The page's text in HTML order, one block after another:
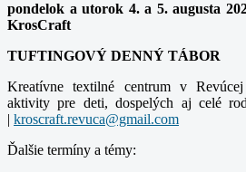
pondelok a utorok 4. a 5. augusta
KrosCraft
TUFTINGOVÝ DENNÝ TÁBOR
Kreatívne textilné centrum v Revúcej
aktivity pre deti, dospelých aj celé
|
Ďalšie termíny a témy: